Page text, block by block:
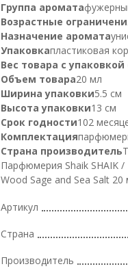
Группа аромата
Возрастные
Назначение аромата
Упаковкапластиковая
Вес товара с упаковкой
Объем товара20 мл
Ширина упаковки5.5 см
Высота упаковки13 см
Срок годности102
Комплектация
Страна производитель
Парфюмерия Shaik SHAIK
Wood Sage and Sea Salt 20
Артикул
Страна
Производитель